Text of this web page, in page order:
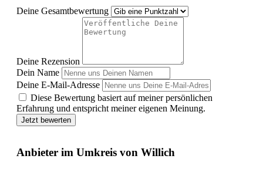
Deine Gesamtbewertung
Deine Rezension
Dein Name
Deine E-Mail-Adresse
Diese Bewertung basiert auf meiner persönlichen
Erfahrung und entspricht meiner eigenen Meinung.
Jetzt bewerten
Anbieter im Umkreis von Willich